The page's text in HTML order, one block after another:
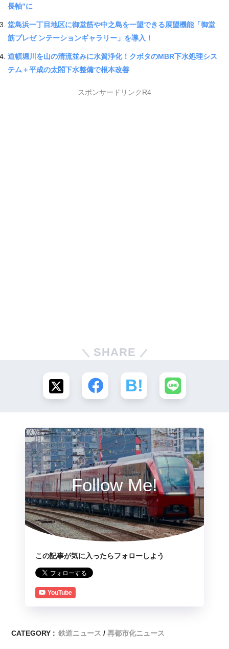
長軸”に
堂島浜一丁目地区に御堂筋や中之島を一望できる展望機能「御堂
筋プレゼ ンテーションギャラリー」を導入！
道頓堀川を山の清流並みに水質浄化！クボタのMBR下水処理シス
テム＋平成の太閤下水整備で根本改善
スポンサードリンクR4
SHARE
Follow Me!
この記事が気に入ったらフォローしよう
YouTube
CATEGORY : 鉄道ニュース 再都市化ニュース